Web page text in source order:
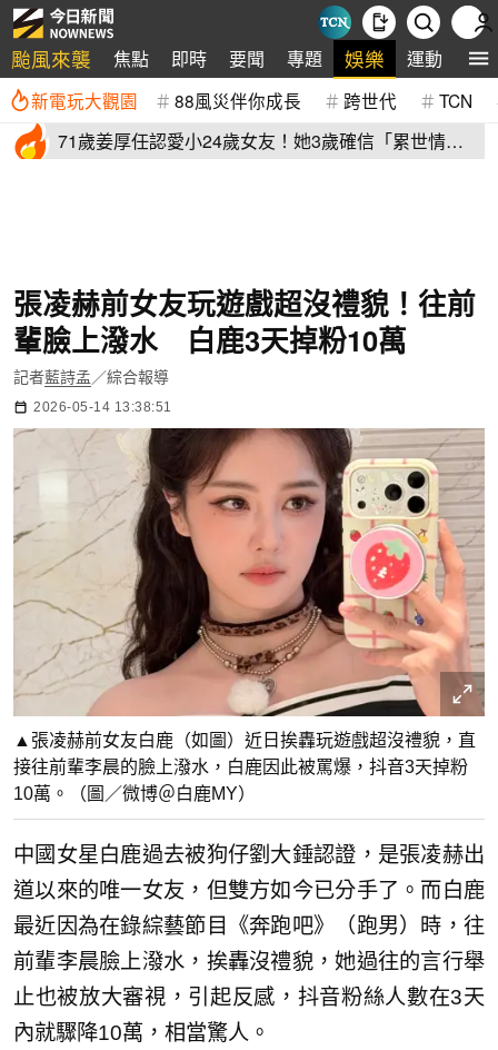
颱風來襲 焦點 即時 要聞 專題 娛樂 運動 全
新電玩大觀園 88風災伴你成長 跨世代 TCN
71歲姜厚任認愛小24歲女友！她3歲確信「累世情
張凌赫前女友玩遊戲超沒禮貌！往前
輩臉上潑水 白鹿3天掉粉10萬
記者藍詩孟 ／綜合報導
2026-05-14 13:38:51
▲張凌赫前女友白鹿（如圖）近日挨轟玩遊戲超沒禮貌，直
接往前輩李晨的臉上潑水，白鹿因此被罵爆，抖音3天掉粉
10萬。（圖／微博＠白鹿MY）
中國女星白鹿過去被狗仔劉大錘認證，是張凌赫出
道以來的唯一女友，但雙方如今已分手了。而白鹿
最近因為在錄綜藝節目《奔跑吧》（跑男）時，往
前輩李晨臉上潑水，挨轟沒禮貌，她過往的言行舉
止也被放大審視，引起反感，抖音粉絲人數在3天
內就驟降10萬，相當驚人。